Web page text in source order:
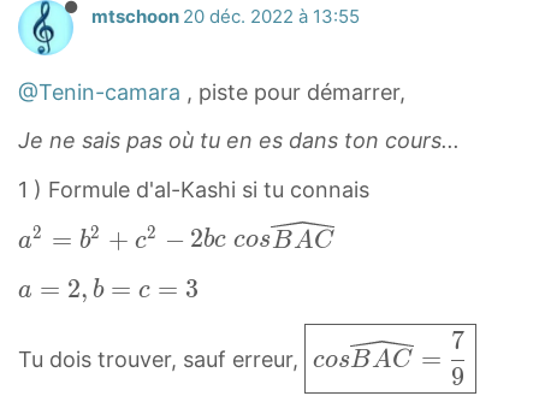
mtschoon 20 déc. 2022 à 13:55
@Tenin-camara , piste pour démarrer,
Je ne sais pas où tu en es dans ton cours...
1 ) Formule d'al-Kashi si tu connais
a
=
2
a2 = b2 + c2 − 2bc cosBAC
a
2
a = 2, b = c = 3
Tu dois trouver, sauf erreur,
ocosBAC =
9
7